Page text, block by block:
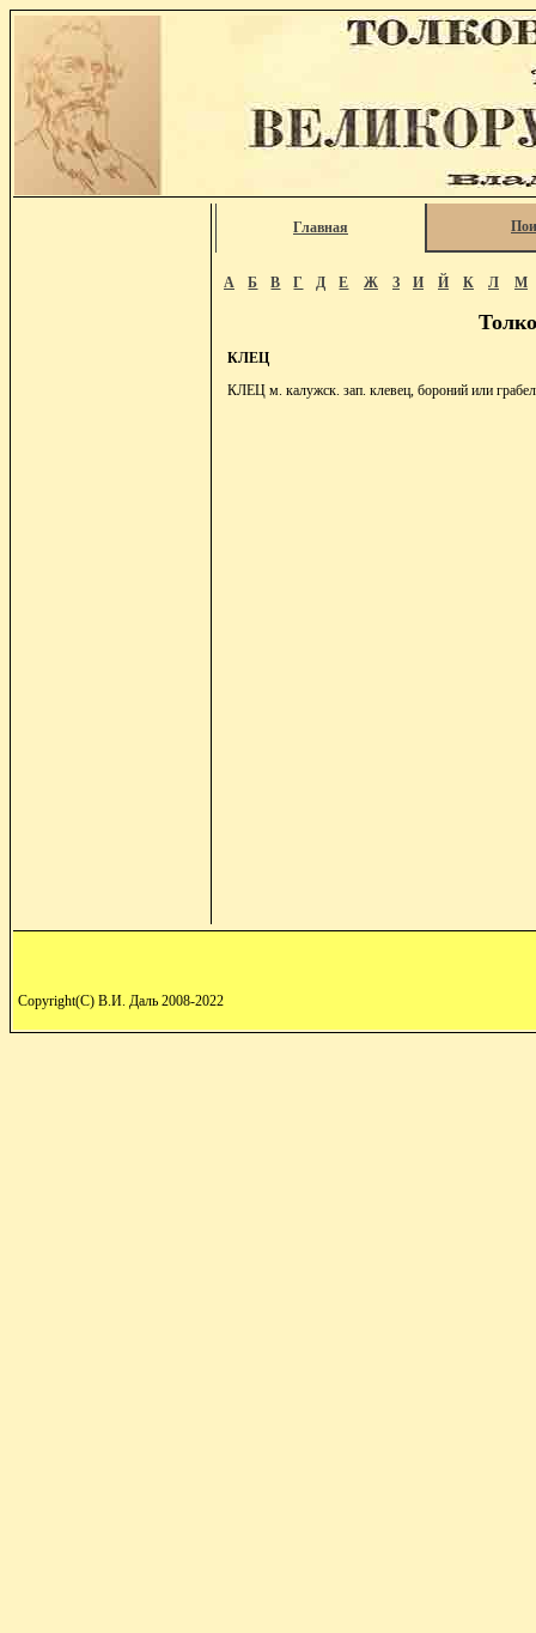
Главная
А Б В Г Д Е Ж З И Й К Л М
КЛЕЦ
КЛЕЦ м. калужск. зап. клевец, бороний или
Copyright(C) В.И. Даль 2008-2022